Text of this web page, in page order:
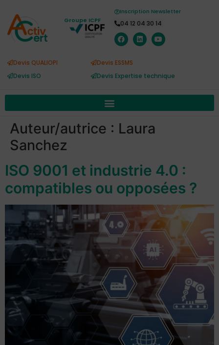
Inscription Newsletter
04 12 04 30 14
Groupe ICPF
Devis QUALIOPI
Devis ISO
Devis ESSMS
Devis Expertise technique
Auteur/autrice : Laura
Sanchez
ISO 9001 et industrie 4.0 :
compatibles ou opposées ?